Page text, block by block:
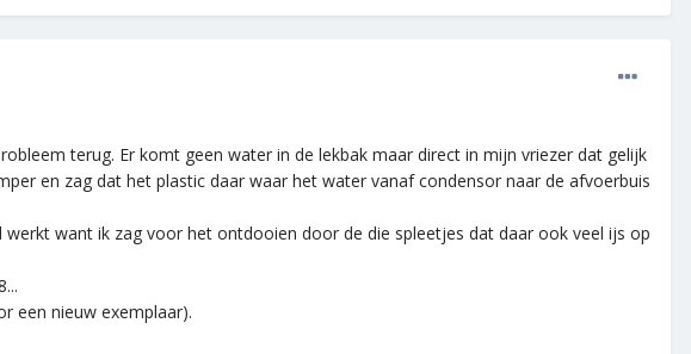
terug. Er komt geen water in de lekbak maar direct in mijn vriezer dat gelijk
en zag dat het plastic daar waar het water vanaf condensor naar de afvoerbuis
want ik zag voor het ontdooien door de die spleetjes dat daar ook veel ijs op
een nieuw exemplaar).